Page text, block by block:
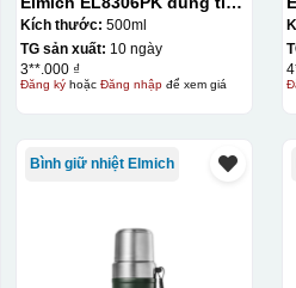
500ml
Kích thước: 500ml
TG sản xuất: 10 ngày
3**.000 ₫
Đăng kýhoặc Đăng nhậpđể xem giá
Bình giữ nhiệt Elmich